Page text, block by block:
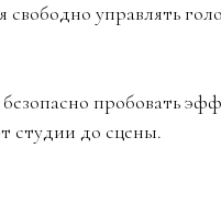
свободно управлять
пробовать
студии до сцены.